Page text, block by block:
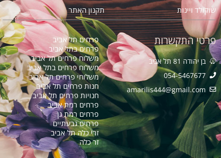
שוקולד ויינות
תקנון האתר
פרטי התקשרות
בן יהודה 81 תל אביב
054-5467677
amarilis444@gmail.com​
פרחים תל אביב
פרחים בתל אביב
משלוח פרחים תל אביב
משלוח פרחים בתל אביב
משלוחי פרחים תל אביב
חנות פרחים תל אביב
חנויות פרחים תל אביב
פרחים רמת אביב
פרחים רמת גן
פרחים גבעתיים
זרי כלה תל אביב
זר כלה